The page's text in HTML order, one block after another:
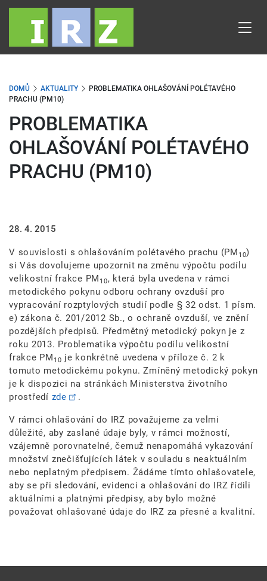
Přejít
obsahu
DOMŮ AKTUALITY
PROBLEMATIKA OHLAŠOVÁNÍ POLÉTAVÉHO
PRACHU (PM10)
PROBLEMATIKA
OHLAŠOVÁNÍ POLÉTAVÉHO
PRACHU (PM10)
28. 4. 2015
V souvislosti s ohlašováním polétavého prachu (PM 10)
si Vás dovolujeme upozornit na změnu výpočtu podílu
velikostní frakce PM 10, která byla uvedena v rámci
metodického pokynu odboru ochrany ovzduší pro
vypracování rozptylových studií podle § 32 odst. 1 písm.
e) zákona č. 201/2012 Sb., o ochraně ovzduší, ve znění
pozdějších předpisů. Předmětný metodický pokyn je z
roku 2013. Problematika výpočtu podílu velikostní
frakce PM 10 je konkrétně uvedena v příloze č. 2 k
tomuto metodickému pokynu. Zmíněný metodický pokyn
je k dispozici na stránkách Ministerstva životního
prostředí zde .
V rámci ohlašování do IRZ považujeme za velmi
důležité, aby zaslané údaje byly, v rámci možností,
vzájemně porovnatelné, čemuž nenapomáhá vykazování
množství znečišťujících látek v souladu s neaktuálním
nebo neplatným předpisem. Žádáme tímto ohlašovatele,
aby se při sledování, evidenci a ohlašování do IRZ řídili
aktuálními a platnými předpisy, aby bylo možné
považovat ohlašované údaje do IRZ za přesné a kvalitní.